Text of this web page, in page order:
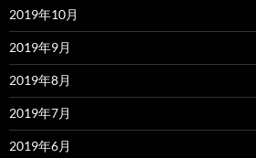
2019年10月
2019年9月
2019年8月
2019年7月
2019年6月